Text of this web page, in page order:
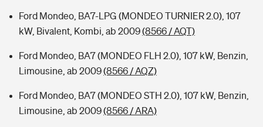
Ford Mondeo, BA7-LPG (MONDEO TURNIER 2.0), 107
kW, Bivalent, Kombi, ab 2009(8566 / AQT)
Ford Mondeo, BA7 (MONDEO FLH 2.0), 107 kW, Benzin,
Limousine, ab 2009(8566 / AQZ)
Ford Mondeo, BA7 (MONDEO STH 2.0), 107 kW, Benzin,
Limousine, ab 2009(8566 / ARA)